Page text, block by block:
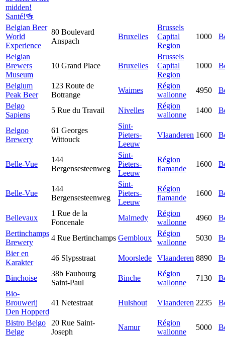
midden!
Santé!🍻
Belgian Beer
World
Experience
80 Boulevard
Anspach
Bruxelles
Brussels
Capital
Region
1000
Belgian
Brewers
Museum
10 Grand Place Bruxelles
Brussels
Capital
Region
1000
Belgium
Peak Beer
123 Route de
Botrange
Waimes
Région
wallonne
4950
Belgo
Sapiens
5 Rue du Travail Nivelles
Région
wallonne
1400
Belgoo
Brewery
61 Georges
Wittouck
Sint-
Pieters-
Leeuw
Vlaanderen 1600
Belle-Vue
144
Bergensesteenweg
Sint-
Pieters-
Leeuw
Région
flamande
1600
Belle-Vue
144
Bergensesteenweg
Sint-
Pieters-
Leeuw
Région
flamande
1600
Bellevaux
1 Rue de la
Foncenale
Malmedy
Région
wallonne
4960
Bertinchamps
Brewery
4 Rue Bertinchamps Gembloux
Région
wallonne
5030
Bier en
Karakter
46 Slypsstraat Moorslede Vlaanderen 8890
Binchoise
38b Faubourg
Saint-Paul
Binche
Région
wallonne
7130
Bio-
Brouwerij
Den Hopperd
41 Netestraat Hulshout Vlaanderen 2235
Bistro Belgo
Belge
20 Rue Saint-
Joseph
Namur
Région
wallonne
5000